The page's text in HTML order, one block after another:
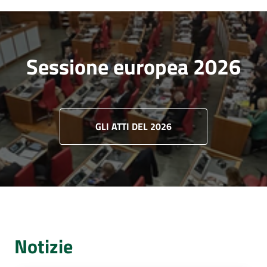
Sessione europea 2026
GLI ATTI DEL 2026
Notizie